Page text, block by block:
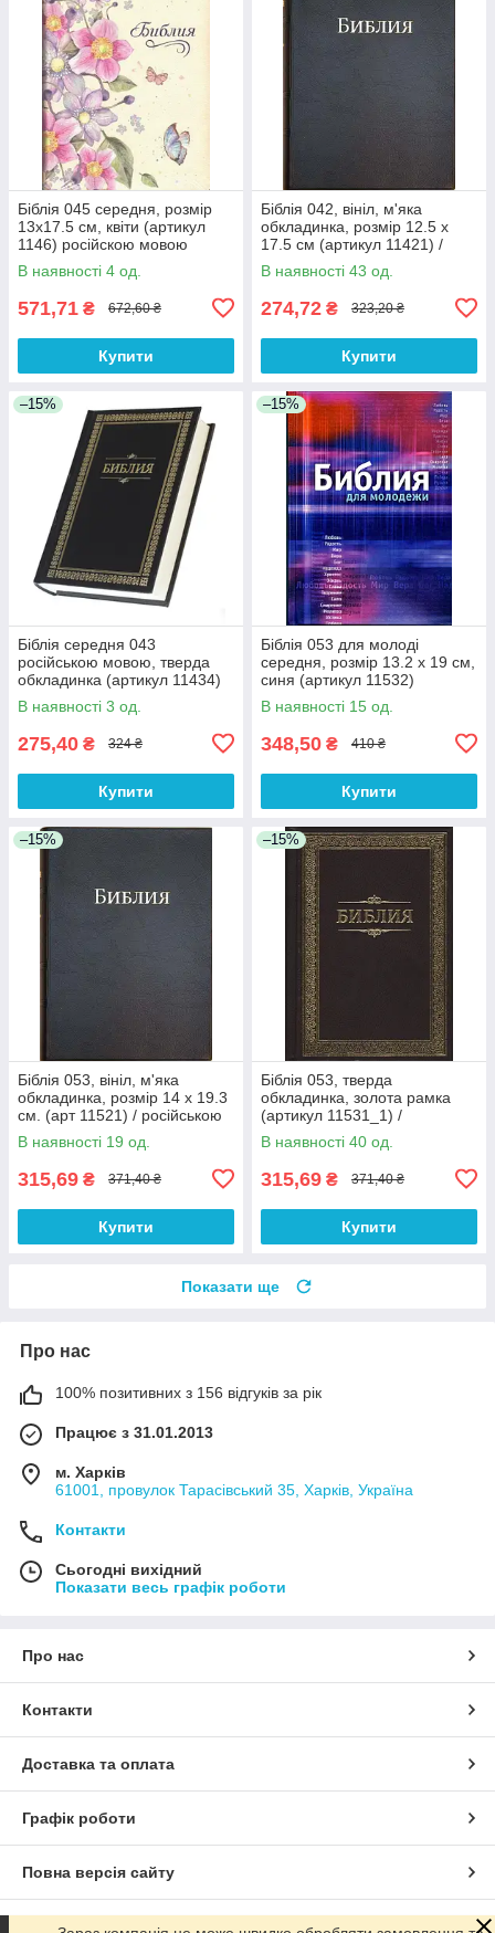
Біблія 045 середня, розмір
13х17.5 см, квіти (артикул
1146) російскою мовою
В наявності 4 од.
571,71 ₴ 672,60 ₴
Купити
Біблія 042, вініл, м'яка
обкладинка, розмір 12.5 х
17.5 см (артикул 11421) /
рос.мовою
В наявності 43 од.
274,72 ₴ 323,20 ₴
Купити
–15%
Біблія середня 043
російською мовою, тверда
обкладинка (артикул 11434)
чорна
В наявності 3 од.
275,40 ₴ 324 ₴
Купити
–15%
Біблія 053 для молоді
середня, розмір 13.2 х 19 см,
синя (артикул 11532)
російською мовою
В наявності 15 од.
348,50 ₴ 410 ₴
Купити
–15%
Біблія 053, вініл, м'яка
обкладинка, розмір 14 х 19.3
см. (арт 11521) / російською
мовою
В наявності 19 од.
315,69 ₴ 371,40 ₴
Купити
–15%
Біблія 053, тверда
обкладинка, золота рамка
(артикул 11531_1) /
російською мовою
В наявності 40 од.
315,69 ₴ 371,40 ₴
Купити
Показати ще
Про нас
100% позитивних з 156 відгуків за рік
Працює з 31.01.2013
м. Харків
61001, провулок Тарасівський 35, Харків, Україна
Контакти
Сьогодні вихідний
Показати весь графік роботи
Про нас
Контакти
Доставка та оплата
Графік роботи
Повна версія сайту
Сайт створено на маркетплейсі Prom.ua